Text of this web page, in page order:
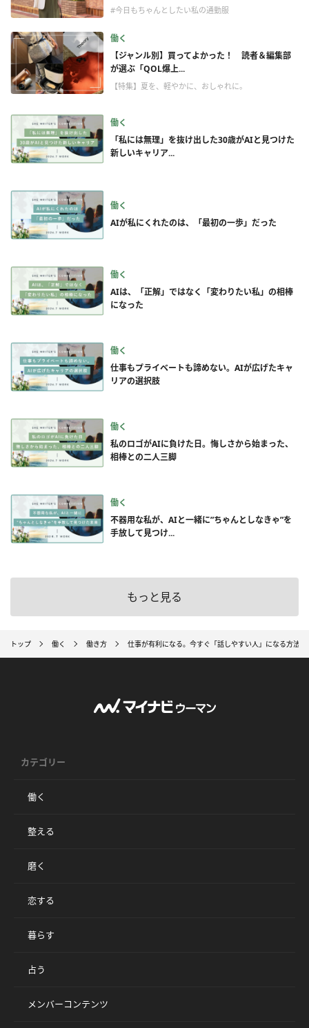
#今日もちゃんとしたい私の通勤服
働く
【ジャンル別】買ってよかった！ 読者＆編集部
が選ぶ「QOL爆上...
【特集】夏を、軽やかに、おしゃれに。
働く
「私には無理」を抜け出した30歳がAIと見つけた
新しいキャリア...
働く
AIが私にくれたのは、「最初の一歩」だった
働く
AIは、「正解」ではなく「変わりたい私」の相棒
になった
働く
仕事もプライベートも諦めない。AIが広げたキャ
リアの選択肢
働く
私のロゴがAIに負けた日。悔しさから始まった、
相棒との二人三脚
働く
不器用な私が、AIと一緒に”ちゃんとしなきゃ”を
手放して見つけ...
もっと見る
トップ 働く 働き方 仕事が有利になる。今すぐ「話しやすい人」になる方法
カテゴリー
働く
整える
磨く
恋する
暮らす
占う
メンバーコンテンツ